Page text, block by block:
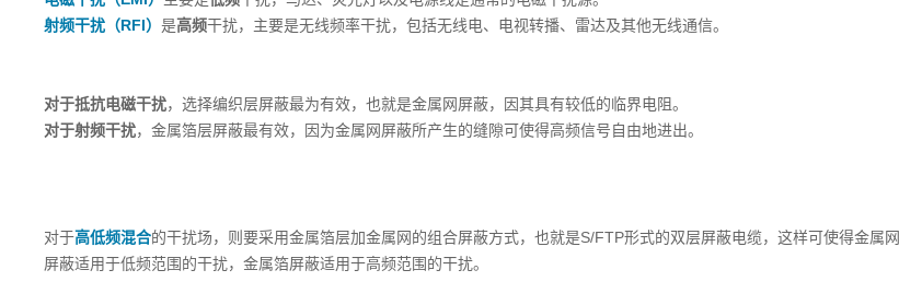
射频干扰（RFI）是高频干扰，主要是无线频率干扰，包括无线电、电视转播、雷达及其他无线通信。
对于抵抗电磁干扰，选择编织层屏蔽最为有效，也就是金属网屏蔽，因其具有较低的临界电阻。
对于射频干扰，金属箔层屏蔽最有效，因为金属网屏蔽所产生的缝隙可使得高频信号自由地进出。
对于高低频混合的干扰场，则要采用金属箔层加金属网的组合屏蔽方式，也就是S/FTP形式的双层屏蔽电缆，这样可使得金属网
屏蔽适用于低频范围的干扰，金属箔屏蔽适用于高频范围的干扰。